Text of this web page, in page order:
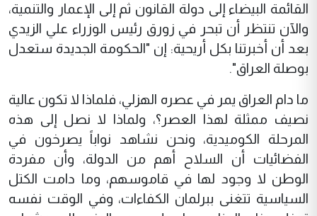
القائمة البيضاء إلى دولة القانون ثم إلى الإعمار والتنمية،
والآن تنتظر أن تبحر في زورق رئيس الوزراء علي الزيدي
بعد أن أخبرتنا بكل أريحية: إن "الحكومة الجديدة ستعدل
بوصلة العراق".
ما دام العراق يمر في عصره الهزلي، فلماذا لا تكون عالية
نصيف ممثلة لهذا العصر؟، ولماذا لا نصل إلى هذه
المرحلة الكوميدية، ونحن نشاهد نواباً يصرخون في
الفضائيات أن السلاح أهم من الدولة، وأن مفردة
الوطن لا وجود لها في قاموسهم، وما دامت الكتل
السياسية تتغنى ببرلمان الكفاءات، وفي الوقت نفسه